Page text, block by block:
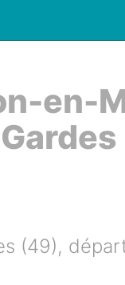
en-
(49),